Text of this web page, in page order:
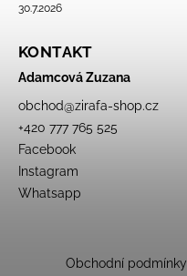
30.7.2026
KONTAKT
Adamcová Zuzana
obchod@zirafa-shop.cz
+420 777 765 525
Facebook
Instagram
Whatsapp
Obchodní podmínky